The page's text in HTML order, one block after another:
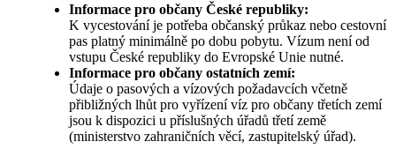
Informace pro občany České republiky:
K vycestování je potřeba občanský průkaz nebo cestovní
pas platný minimálně po dobu pobytu. Vízum není od
vstupu České republiky do Evropské Unie nutné.
Informace pro občany ostatních zemí:
Údaje o pasových a vízových požadavcích včetně
přibližných lhůt pro vyřízení víz pro občany třetích zemí
jsou k dispozici u příslušných úřadů třetí země
(ministerstvo zahraničních věcí, zastupitelský úřad).